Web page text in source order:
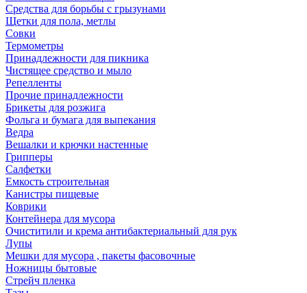
Средства для борьбы с грызунами
Щетки для пола, метлы
Совки
Термометры
Принадлежности для пикника
Чистящее средство и мыло
Репелленты
Прочие принадлежности
Брикеты для розжига
Фольга и бумага для выпекания
Ведра
Вешалки и крючки настенные
Грипперы
Салфетки
Емкость строительная
Канистры пищевые
Коврики
Контейнера для мусора
Очиститили и крема антибактериальный для рук
Лупы
Мешки для мусора , пакеты фасовочные
Ножницы бытовые
Стрейч пленка